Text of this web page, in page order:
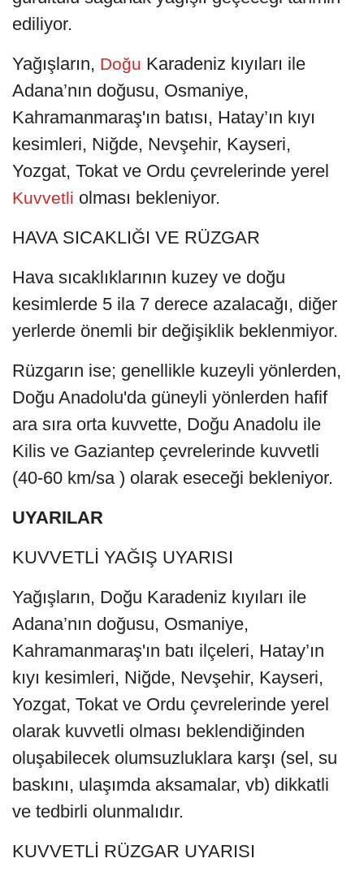
ediliyor.
Yağışların, Doğu Karadeniz kıyıları ile
Adana’nın doğusu, Osmaniye,
Kahramanmaraş'ın batısı, Hatay’ın kıyı
kesimleri, Niğde, Nevşehir, Kayseri,
Yozgat, Tokat ve Ordu çevrelerinde yerel
Kuvvetli olması bekleniyor.
HAVA SICAKLIĞI VE RÜZGAR
Hava sıcaklıklarının kuzey ve doğu
kesimlerde 5 ila 7 derece azalacağı, diğer
yerlerde önemli bir değişiklik beklenmiyor.
Rüzgarın ise; genellikle kuzeyli yönlerden,
Doğu Anadolu'da güneyli yönlerden hafif
ara sıra orta kuvvette, Doğu Anadolu ile
Kilis ve Gaziantep çevrelerinde kuvvetli
(40-60 km/sa ) olarak eseceği bekleniyor.
UYARILAR
KUVVETLİ YAĞIŞ UYARISI
Yağışların, Doğu Karadeniz kıyıları ile
Adana’nın doğusu, Osmaniye,
Kahramanmaraş'ın batı ilçeleri, Hatay’ın
kıyı kesimleri, Niğde, Nevşehir, Kayseri,
Yozgat, Tokat ve Ordu çevrelerinde yerel
olarak kuvvetli olması beklendiğinden
oluşabilecek olumsuzluklara karşı (sel, su
baskını, ulaşımda aksamalar, vb) dikkatli
ve tedbirli olunmalıdır.
KUVVETLİ RÜZGAR UYARISI